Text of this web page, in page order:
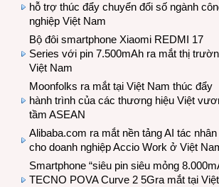
hỗ trợ thúc đẩy chuyển đổi số ngành
nghiệp Việt Nam
Bộ đôi smartphone Xiaomi REDMI 17
Series với pin 7.500mAh ra mắt thị
Việt Nam
Moonfolks ra mắt tại Việt Nam thúc đẩy
hành trình của các thương hiệu Việt
tầm ASEAN
Alibaba.com ra mắt nền tảng AI tác nhân
cho doanh nghiệp Accio Work ở Việt
Smartphone “siêu pin siêu mỏng
TECNO POVA Curve 2 5Gra mắt tại Việt